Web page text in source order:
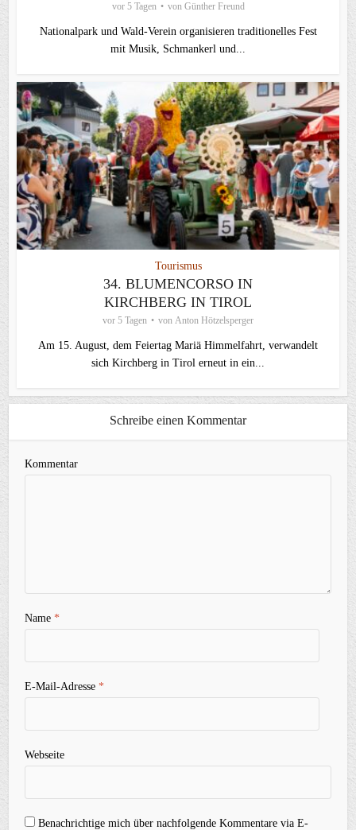
vor 5 Tagen von Günther Freund
Nationalpark und Wald-Verein organisieren traditionelles Fest
mit Musik, Schmankerl und...
Tourismus
34. BLUMENCORSO IN
KIRCHBERG IN TIROL
vor 5 Tagen von Anton Hötzelsperger
Am 15. August, dem Feiertag Mariä Himmelfahrt, verwandelt
sich Kirchberg in Tirol erneut in ein...
Schreibe einen Kommentar
Kommentar
Name*
E-Mail-Adresse*
Webseite
Benachrichtige mich über nachfolgende Kommentare via E-